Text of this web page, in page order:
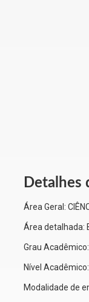
Detalhes
Área Geral:
Área detalhada:
Grau
Nível
Modalidade de